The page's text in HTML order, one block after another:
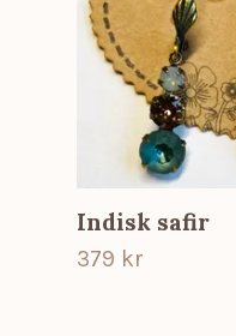
Indisk safir
379 kr